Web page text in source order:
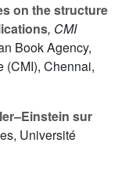
on the structure
, CMI
Book Agency,
(CMI), Chennai,
sur
Université